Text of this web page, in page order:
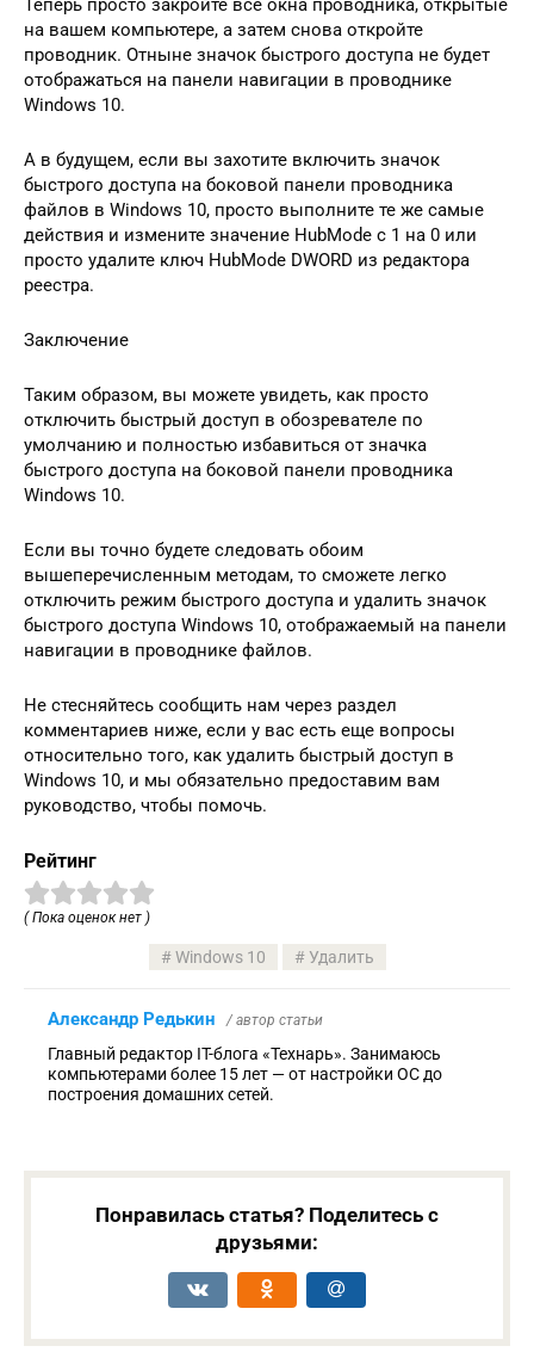
Теперь просто закройте все окна проводника, открытые
на вашем компьютере, а затем снова откройте
проводник. Отныне значок быстрого доступа не будет
отображаться на панели навигации в проводнике
Windows 10.
А в будущем, если вы захотите включить значок
быстрого доступа на боковой панели проводника
файлов в Windows 10, просто выполните те же самые
действия и измените значение HubMode с 1 на 0 или
просто удалите ключ HubMode DWORD из редактора
реестра.
Заключение
Таким образом, вы можете увидеть, как просто
отключить быстрый доступ в обозревателе по
умолчанию и полностью избавиться от значка
быстрого доступа на боковой панели проводника
Windows 10.
Если вы точно будете следовать обоим
вышеперечисленным методам, то сможете легко
отключить режим быстрого доступа и удалить значок
быстрого доступа Windows 10, отображаемый на панели
навигации в проводнике файлов.
Не стесняйтесь сообщить нам через раздел
комментариев ниже, если у вас есть еще вопросы
относительно того, как удалить быстрый доступ в
Windows 10, и мы обязательно предоставим вам
руководство, чтобы помочь.
Рейтинг
( Пока оценок нет )
Windows 10 Удалить
Александр Редькин / автор статьи
Главный редактор IT-блога «Технарь». Занимаюсь
компьютерами более 15 лет — от настройки ОС до
построения домашних сетей.
Понравилась статья? Поделитесь с
друзьями: